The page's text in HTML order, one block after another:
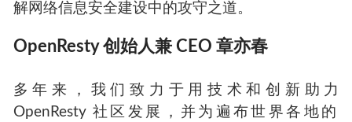
解网络信息安全建设中的攻守之道。
OpenResty创始人兼CEO 章亦春
多年来，我们致力于用技术和创新助力
OpenResty社区发展，并为遍布世界各地的